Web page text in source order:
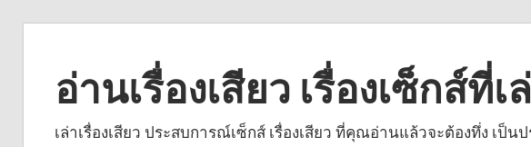
contentอ่านเรื่องเสียว เรื่องเซ็กส์
เล่าเรื่องเสียว ประสบการณ์เซ็กส์ เรื่องเสียว ที่คุณอ่านแล้วจะต้องทึ่ง เ